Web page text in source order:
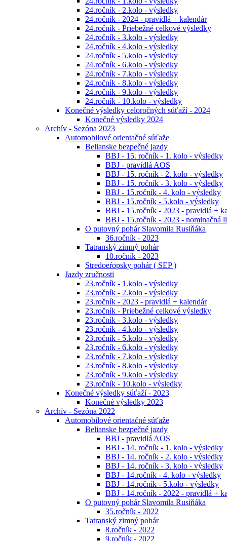
24.ročník - 2.kolo - výsledky
24.ročník - 2024 - pravidlá + kalendár
24.ročník - Priebežné celkové výsledky
24.ročník - 3.kolo - výsledky
24.ročník - 4.kolo - výsledky
24.ročník - 5.kolo - výsledky
24.ročník - 6.kolo - výsledky
24.ročník - 7.kolo - výsledky
24.ročník - 8.kolo - výsledky
24.ročník - 9.kolo - výsledky
24.ročník - 10.kolo - výsledky
Konečné výsledky celoročných súťaží - 2024
Konečné výsledky 2024
Archív - Sezóna 2023
Automobilové orientačné súťaže
Belianske bezpečné jazdy
BBJ - 15. ročník - 1. kolo - výsledky
BBJ - pravidlá AOS
BBJ - 15. ročník - 2. kolo - výsledky
BBJ - 15. ročník - 3. kolo - výsledky
BBJ - 15.ročník - 4. kolo - výsledky
BBJ - 15.ročník - 5.kolo - výsledky
BBJ - 15.ročník - 2023 - pravidlá +
BBJ - 15.ročník - 2023 - nominačná
O putovný pohár Slavomila Rusiňáka
36.ročník - 2023
Tatranský zimný pohár
10.ročník - 2023
Stredoeŕopsky pohár ( SEP )
Jazdy zručnosti
23.ročník - 1.kolo - výsledky
23.ročník - 2.kolo - výsledky
23.ročník - 2023 - pravidlá + kalendár
23.ročník - Priebežné celkové výsledky
23.ročník - 3.kolo - výsledky
23.ročník - 4.kolo - výsledky
23.ročník - 5.kolo - výsledky
23.ročník - 6.kolo - výsledky
23.ročník - 7.kolo - výsledky
23.ročník - 8.kolo - výsledky
23.ročník - 9.kolo - výsledky
23.ročník - 10.kolo - výsledky
Konečné výsledky súťaží - 2023
Konečné výsledky 2023
Archív - Sezóna 2022
Automobilové orientačné súťaže
Belianske bezpečné jazdy
BBJ - pravidlá AOS
BBJ - 14. ročník - 1. kolo - výsledky
BBJ - 14. ročník - 2. kolo - výsledky
BBJ - 14. ročník - 3. kolo - výsledky
BBJ - 14.ročník - 4. kolo - výsledky
BBJ - 14.ročník - 5.kolo - výsledky
BBJ - 14.ročník - 2022 - pravidlá +
O putovný pohár Slavomila Rusiňáka
35.ročník - 2022
Tatranský zimný pohár
8.ročník - 2022
9.ročník - 2022